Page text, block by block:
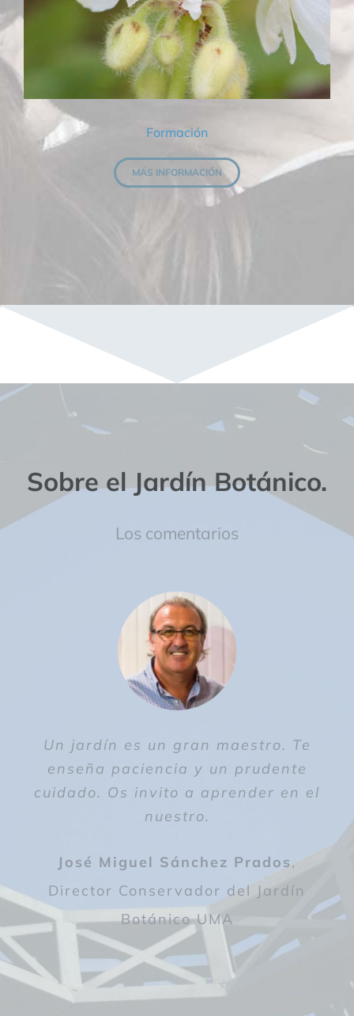
Formación
MÁS INFORMACIÓN
Sobre el Jardín Botánico.
Los comentarios
Un jardín es un gran maestro. Te
enseña paciencia y un prudente
cuidado. Os invito a aprender en el
nuestro.
José Miguel Sánchez Prados,
Director Conservador del Jardín
Botánico UMA